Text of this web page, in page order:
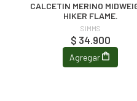
CALCETIN MERINO
HIKER FLAME.
SIMMS
$ 34.900
Agregar